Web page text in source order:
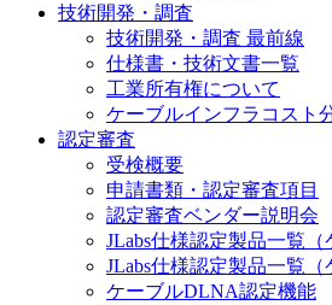
技術開発・調査
技術開発・調査 最前線
仕様書・技術文書一覧
工業所有権について
ケーブルインフラコスト
認定審査
受検概要
申請書類・認定審査項目
認定審査ベンダー説明会
JLabs仕様認定製品一覧
JLabs仕様認定製品一覧（
ケーブルDLNA認定機能